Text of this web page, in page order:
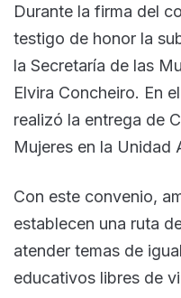
Durante la firma del
testigo de honor la
la Secretaría de las
Elvira Concheiro. En
realizó la entrega de
Mujeres en la Unidad
Con este convenio,
establecen una ruta
atender temas de
educativos libres de